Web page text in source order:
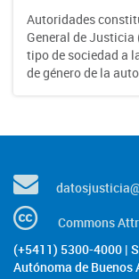
Autoridades
General de Justicia
tipo de sociedad a
de género de la
Commons
(+5411) 5300-4000 |
Autónoma de Buenos